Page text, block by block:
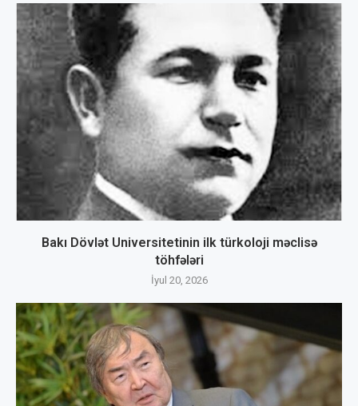
Bakı Dövlət Universitetinin ilk türkoloji məclisə
töhfələri
İyul 20, 2026